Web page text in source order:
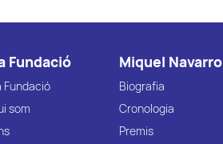
Fundació
Fundació
som
Miquel Navarro
Biografia
Cronologia
Premis